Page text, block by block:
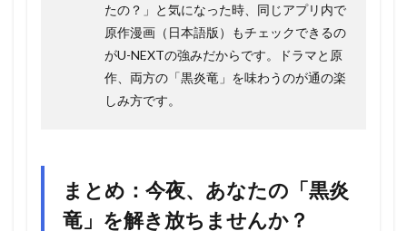
たの？」と気になった時、同じアプリ内で
原作漫画（日本語版）もチェックできるの
がU-NEXTの強みだからです。ドラマと原
作、両方の「黒炎竜」を味わうのが通の楽
しみ方です。
まとめ：今夜、あなたの「黒炎
竜」を解き放ちませんか？